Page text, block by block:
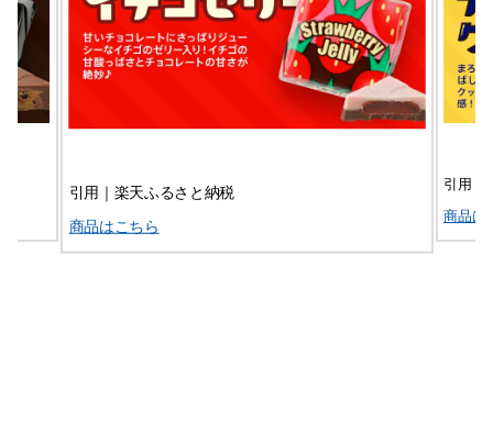
引用｜楽天ふるさと納税
商品はこちら
引用｜
商品は